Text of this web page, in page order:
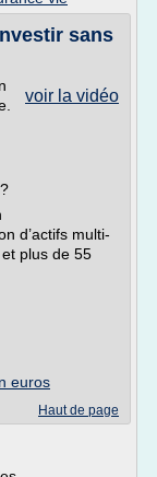
sans
voir la vidéo
d’actifs multi-
plus de 55
euros
Haut de page